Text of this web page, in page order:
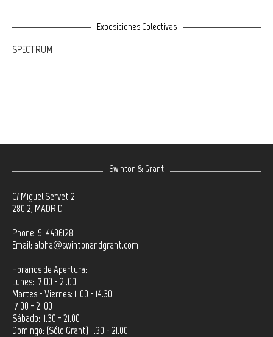
Exposiciones Colectivas
SPECTRUM
Swinton & Grant
C/ Miguel Servet 21
28012, MADRID
Phone: 91 4496128
Email: aloha@swintonandgrant.com
Horarios de Apertura:
Lunes: 17.00 - 21.00
Martes - Viernes: 11.00 - 14.30
17.00 - 21.00
Sábado: 11.30 - 21.00
Domingo: (Sólo Grant) 11.30 - 21.00